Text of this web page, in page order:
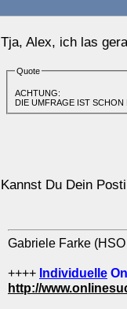
Tja, Alex, ich las
Quote
ACHTUNG:
DIE UMFRAGE IST
Kannst Du Dein
Gabriele Farke (HSO
++++ Individuelle
http://